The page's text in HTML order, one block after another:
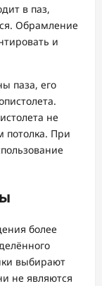
в паз,
Обрамление
и
паза, его
не
потолка. При
более
выбирают
не являются